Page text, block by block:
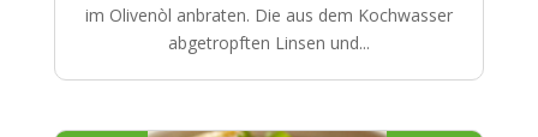
im Olivenòl anbraten. Die aus dem Kochwasser
abgetropften Linsen und...